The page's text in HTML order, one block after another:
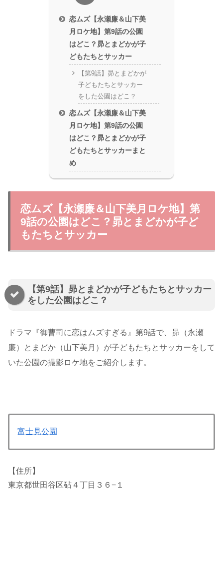
恋ムズ【永瀬廉＆山下美
月ロケ地】第9話の公園
はどこ？昴とまどかが子
どもたちとサッカー
【第9話】昴とまどかが
子どもたちとサッカー
をした公園はどこ？
恋ムズ【永瀬廉＆山下美
月ロケ地】第9話の公園
はどこ？昴とまどかが子
どもたちとサッカーまと
め
恋ムズ【永瀬廉＆山下美月ロケ地】第
9話の公園はどこ？昴とまどかが子ど
もたちとサッカー
【第9話】昴とまどかが子どもたちとサッカー
をした公園はどこ？
ドラマ『御曹司に恋はムズすぎる』第9話で、昴（永瀬
廉）とまどか（山下美月）が子どもたちとサッカーをして
いた公園の撮影ロケ地をご紹介します。
富士見公園
【住所】
東京都世田谷区砧４丁目３６−１